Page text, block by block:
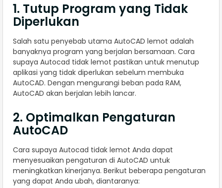
1. Tutup Program yang Tidak
Diperlukan
Salah satu penyebab utama AutoCAD lemot adalah
banyaknya program yang berjalan bersamaan. Cara
supaya Autocad tidak lemot pastikan untuk menutup
aplikasi yang tidak diperlukan sebelum membuka
AutoCAD. Dengan mengurangi beban pada RAM,
AutoCAD akan berjalan lebih lancar.
2. Optimalkan Pengaturan
AutoCAD
Cara supaya Autocad tidak lemot Anda dapat
menyesuaikan pengaturan di AutoCAD untuk
meningkatkan kinerjanya. Berikut beberapa pengaturan
yang dapat Anda ubah, diantaranya: